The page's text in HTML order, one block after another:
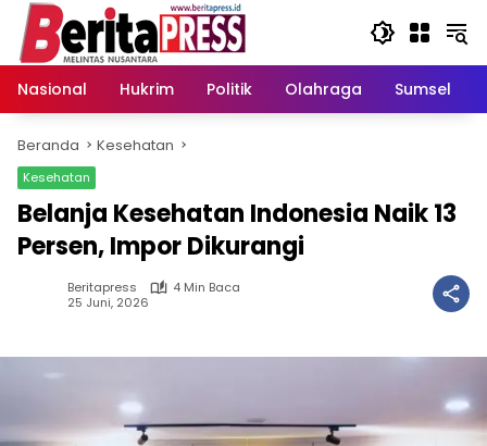
Langsung
konten
Nasional
Hukrim Politik Olahraga Sumsel
Beranda Kesehatan
Kesehatan
Belanja Kesehatan Indonesia Naik 13
Persen, Impor Dikurangi
Beritapress
4 Min Baca
25 Juni, 2026